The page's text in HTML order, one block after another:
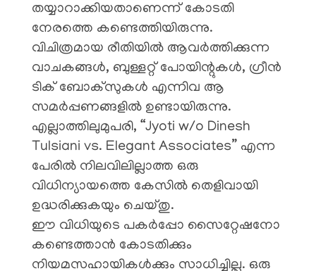
തയ്യാറാക്കിയതാണെന്ന് കോടതി
നേരത്തെ കണ്ടെത്തിയിരുന്നു.
വിചിത്രമായ രീതിയിൽ ആവർത്തിക്കുന്ന
വാചകങ്ങൾ, ബുള്ളറ്റ് പോയിന്റുകൾ, ഗ്രീൻ
ടിക് ബോക്സുകൾ എന്നിവ ആ
സമർപ്പണങ്ങളിൽ ഉണ്ടായിരുന്നു.
എല്ലാത്തിലുമുപരി, “Jyoti w/o Dinesh
Tulsiani vs. Elegant Associates” എന്ന
പേരിൽ നിലവിലില്ലാത്ത ഒരു
വിധിന്യായത്തെ കേസിൽ തെളിവായി
ഉദ്ധരിക്കുകയും ചെയ്തു.
​ഈ വിധിയുടെ പകർപ്പോ സൈറ്റേഷനോ
കണ്ടെത്താൻ കോടതിക്കും
നിയമസഹായികൾക്കും സാധിച്ചില്ല. ഒരു